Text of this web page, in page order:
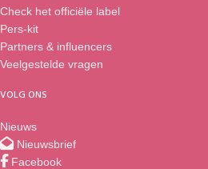
Check het officiële label
Pers-kit
Partners & influencers
Veelgestelde vragen
VOLG ONS
Nieuws
Nieuwsbrief
Facebook